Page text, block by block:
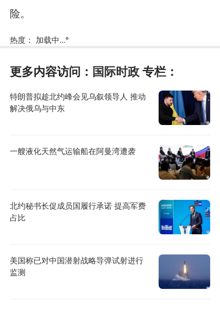
险。
热度： 加载中...°
更多内容访问： 国际时政 专栏：
特朗普拟趁北约峰会见乌叙领导人 推动
解决俄乌与中东
一艘液化天然气运输船在阿曼湾遭袭
北约秘书长促成员国履行承诺 提高军费
占比
美国称已对中国潜射战略导弹试射进行
监测